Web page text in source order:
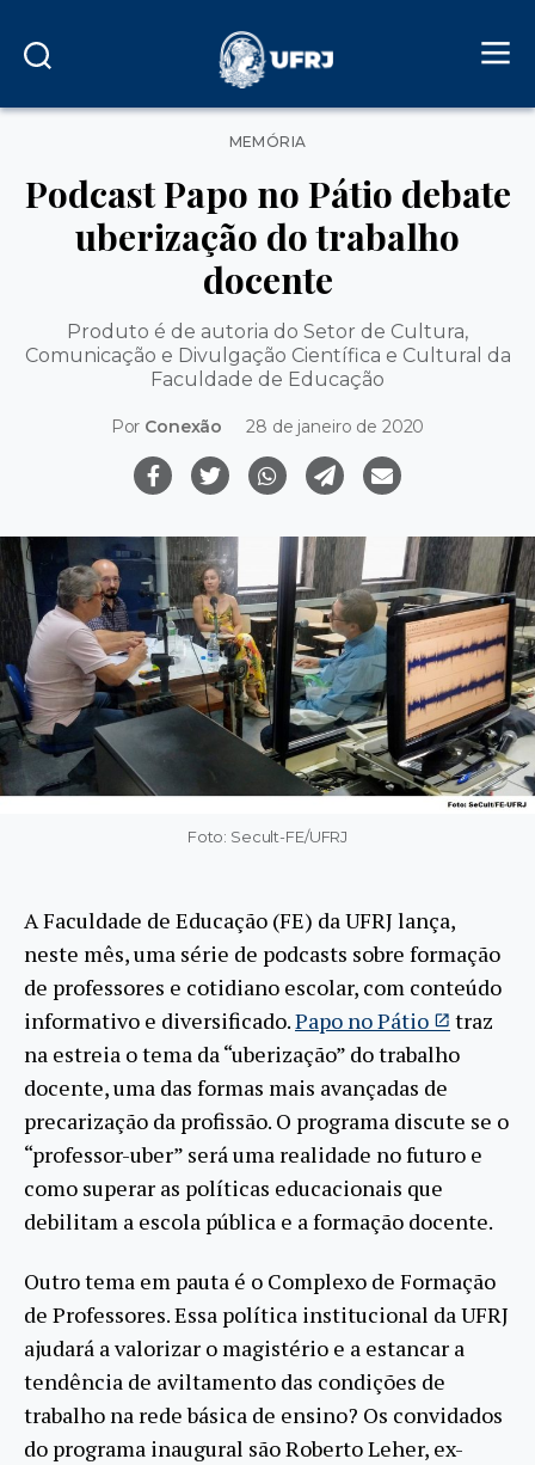
Categorias
MEMÓRIA
Podcast Papo no Pátio debate
uberização do trabalho
docente
Produto é de autoria do Setor de Cultura,
Comunicação e Divulgação Científica e Cultural da
Faculdade de Educação
Por Conexão 28 de janeiro de 2020
Foto: Secult-FE/UFRJ
A Faculdade de Educação (FE) da UFRJ lança,
neste mês, uma série de podcasts sobre formação
de professores e cotidiano escolar, com conteúdo
informativo e diversificado.Papo no Pátio
traz
na estreia o tema da “uberização” do trabalho
docente, uma das formas mais avançadas de
precarização da profissão. O programa discute se o
“professor-uber” será uma realidade no futuro e
como superar as políticas educacionais que
debilitam a escola pública e a formação docente.
Outro tema em pauta é o Complexo de Formação
de Professores. Essa política institucional da UFRJ
ajudará a valorizar o magistério e a estancar a
tendência de aviltamento das condições de
trabalho na rede básica de ensino? Os convidados
do programa inaugural são Roberto Leher, ex-